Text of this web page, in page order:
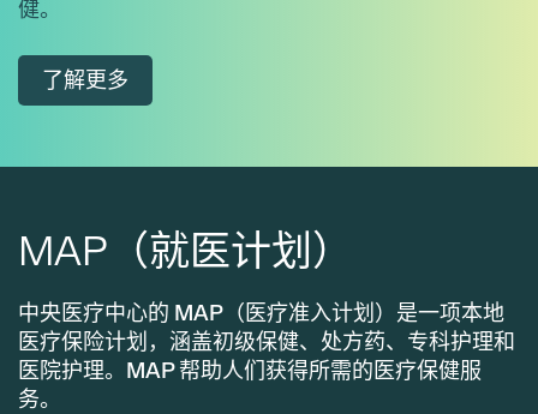
健。
了解更多
MAP（就医计划）
中央医疗中心的 MAP（医疗准入计划）是一项本地
医疗保险计划，涵盖初级保健、处方药、专科护理和
医院护理。MAP 帮助人们获得所需的医疗保健服
务。